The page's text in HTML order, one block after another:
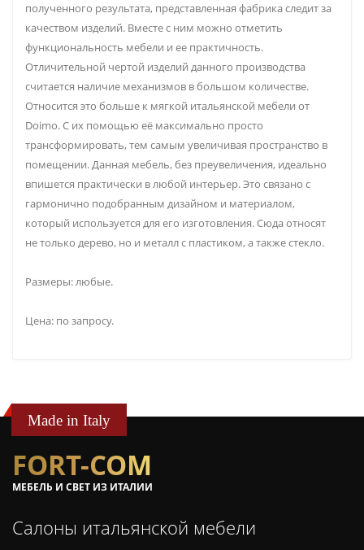
полученного результата, представленная фабрика следит за
качеством изделий. Вместе с ним можно отметить
функциональность мебели и ее практичность.
Отличительной чертой изделий данного производства
считается наличие механизмов в большом количестве.
Относится это больше к мягкой итальянской мебели от
Doimo. С их помощью её максимально просто
трансформировать, тем самым увеличивая пространство в
помещении. Данная мебель, без преувеличения, идеально
впишется практически в любой интерьер. Это связано с
гармонично подобранным дизайном и материалом,
который используется для его изготовления. Сюда относят
не только дерево, но и металл с пластиком, а также стекло.
Размеры: любые.
Цена: по запросу.
Made in Italy
FORT-COM
МЕБЕЛЬ И СВЕТ ИЗ ИТАЛИИ
Салоны итальянской мебели